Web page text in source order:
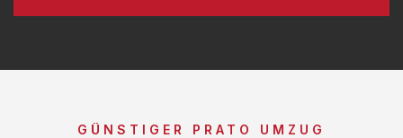
GÜNSTIGER PRATO UMZUG